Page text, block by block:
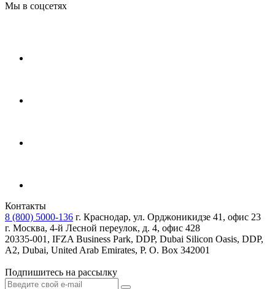
Мы в соцсетях
Контакты
8 (800) 5000-136 г. Краснодар, ул. Орджоникидзе 41, офис 23
г. Москва, 4-й Лесной переулок, д. 4, офис 428
20335-001, IFZA Business Park, DDP, Dubai Silicon Oasis, DDP,
A2, Dubai, United Arab Emirates, P. O. Box 342001
Подпишитесь на рассылку